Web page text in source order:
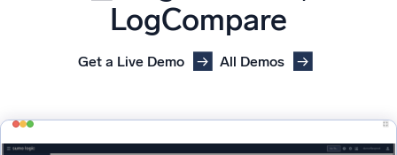
모니터링, 문제 해결, 자동화 및 방어
LogCompare
Get a Live Demo All Demos